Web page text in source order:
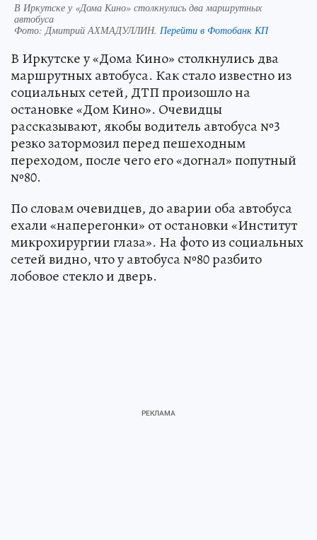
В Иркутске у «Дома Кино» столкнулись два маршрутных
автобуса
Фото:Дмитрий АХМАДУЛЛИН. Перейти в Фотобанк КП
В Иркутске у «Дома Кино» столкнулись два
маршрутных автобуса. Как стало известно из
социальных сетей, ДТП произошло на
остановке «Дом Кино». Очевидцы
рассказывают, якобы водитель автобуса №3
резко затормозил перед пешеходным
переходом, после чего его «догнал» попутный
№80.
По словам очевидцев, до аварии оба автобуса
ехали «наперегонки» от остановки «Институт
микрохирургии глаза». На фото из социальных
сетей видно, что у автобуса №80 разбито
лобовое стекло и дверь.